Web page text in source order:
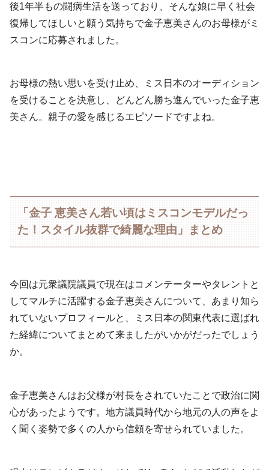
後1年半もの闘病生活を送っており、そんな娘に早く社会
復帰してほしいと願う気持ちで金子恵美さんのお母様がミ
スコンに応募されました。
お母様の熱い思いを受け止め、ミス日本のオーディション
を受けることを決意し、どんどん勝ち進んでいった金子恵
美さん。親子の愛を感じるエピソードですよね。
「金子 恵美さん若い頃はミスコンモデルだっ
た！スタイル抜群で綺麗な理由」まとめ
今回は元衆議院議員で現在はコメンテーターやタレントと
してマルチに活躍する金子恵美さんについて、あまり知ら
れていないプロフィールと、ミス日本の関東代表に選ばれ
た経緯についてまとめて来ましたがいかがだったでしょう
か。
金子恵美さんはお父様が村長をされていたことで政治に関
心があったようです。地方議員時代から地元の人の声をよ
く聞く姿勢で多くの人から信頼を寄せられていました。